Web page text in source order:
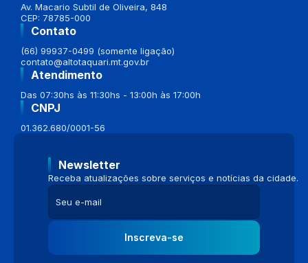
Av. Macario Subtil de Oliveira, 848
CEP: 78785-000
Contato
(66) 99937-0499 (somente ligação)
contato@altotaquari.mt.gov.br
Atendimento
Das 07:30hs às 11:30hs - 13:00h às 17:00h
CNPJ
01.362.680/0001-56
Newsletter
Receba atualizações sobre serviços e notícias da cidade.
Inscreva-se